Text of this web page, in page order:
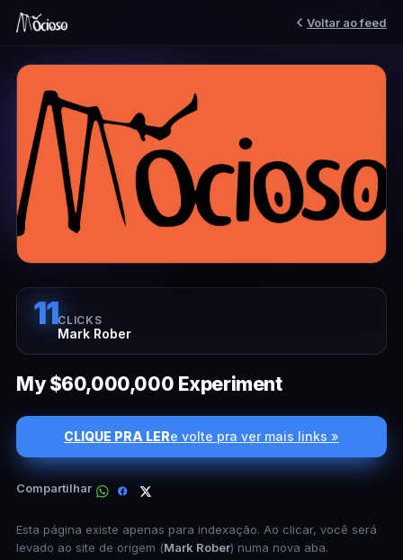
Voltar ao feed
11CLICKS
Mark Rober
My $60,000,000 Experiment
CLIQUE PRA LERe volte pra ver mais links »
Compartilhar
Esta página existe apenas para indexação. Ao clicar, você será
levado ao site de origem (Mark Rober) numa nova aba.